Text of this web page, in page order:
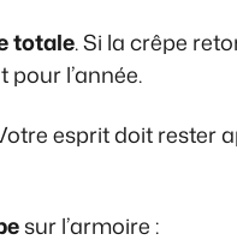
totale. Si la crêpe
l’année.
esprit doit rester
sur l’armoire :